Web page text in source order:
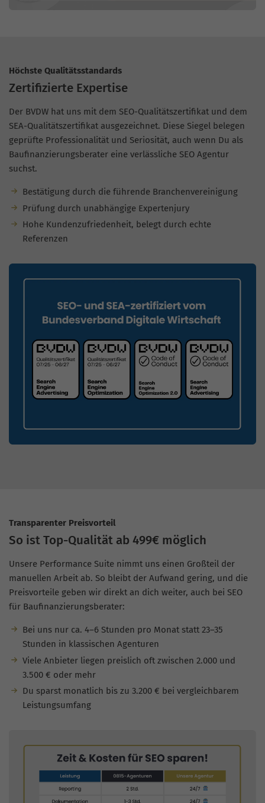
Höchste Qualitätsstandards
Zertifizierte Expertise
Der BVDW hat uns mit dem SEO-Qualitätszertifikat und dem
SEA-Qualitätszertifikat ausgezeichnet. Diese Siegel belegen
geprüfte Professionalität und Seriosität, auch wenn Du als
Baufinanzierungsberater eine verlässliche SEO Agentur
suchst.
Bestätigung durch die führende Branchenvereinigung
Prüfung durch unabhängige Expertenjury
Hohe Kundenzufriedenheit, belegt durch echte
Referenzen
Transparenter Preisvorteil
So ist Top-Qualität ab 499€ möglich
Unsere Performance Suite nimmt uns einen Großteil der
manuellen Arbeit ab. So bleibt der Aufwand gering, und die
Preisvorteile geben wir direkt an dich weiter, auch bei SEO
für Baufinanzierungsberater:
Bei uns nur ca. 4–6 Stunden pro Monat statt 23–35
Stunden in klassischen Agenturen
Viele Anbieter liegen preislich oft zwischen 2.000 und
3.500 € oder mehr
Du sparst monatlich bis zu 3.200 € bei vergleichbarem
Leistungsumfang